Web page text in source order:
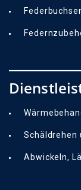
Schäldrehen
Abwickeln,